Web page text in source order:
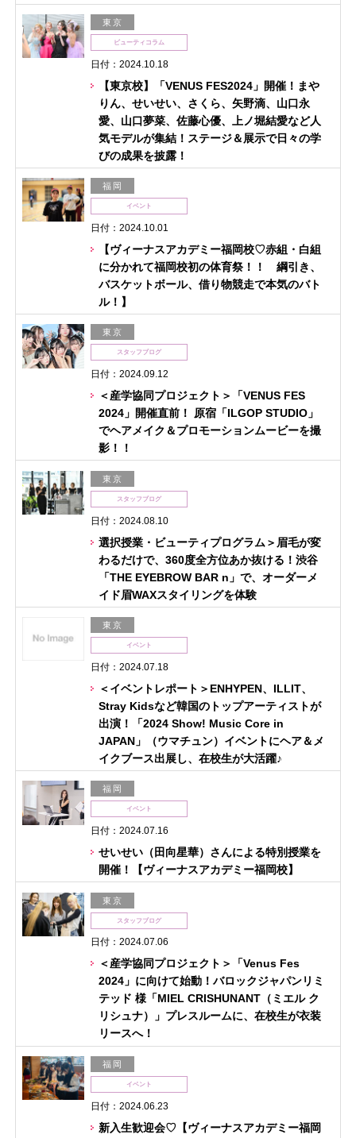
東京
ビューティコラム
日付：2024.10.18
【東京校】「VENUS FES2024」開催！まや
りん、せいせい、さくら、矢野滴、山口永
愛、山口夢菜、佐藤心優、上ノ堀結愛など人
気モデルが集結！ステージ＆展示で日々の学
びの成果を披露！
福岡
イベント
日付：2024.10.01
【ヴィーナスアカデミー福岡校♡赤組・白組
に分かれて福岡校初の体育祭！！ 綱引き、
バスケットボール、借り物競走で本気のバト
ル！】
東京
スタッフブログ
日付：2024.09.12
＜産学協同プロジェクト＞「VENUS FES
2024」開催直前！ 原宿「ILGOP STUDIO」
でヘアメイク＆プロモーションムービーを撮
影！！
東京
スタッフブログ
日付：2024.08.10
選択授業・ビューティプログラム＞眉毛が変
わるだけで、360度全方位あか抜ける！渋谷
「THE EYEBROW BAR n」で、オーダーメ
イド眉WAXスタイリングを体験
東京
イベント
日付：2024.07.18
＜イベントレポート＞ENHYPEN、ILLIT、
Stray Kidsなど韓国のトップアーティストが
出演！「2024 Show! Music Core in
JAPAN」（ウマチュン）イベントにヘア＆メ
イクブース出展し、在校生が大活躍♪
福岡
イベント
日付：2024.07.16
せいせい（田向星華）さんによる特別授業を
開催！【ヴィーナスアカデミー福岡校】
東京
スタッフブログ
日付：2024.07.06
＜産学協同プロジェクト＞「Venus Fes
2024」に向けて始動！バロックジャパンリミ
テッド 様「MIEL CRISHUNANT（ミエル ク
リシュナ）」プレスルームに、在校生が衣装
リースへ！
福岡
イベント
日付：2024.06.23
新入生歓迎会♡【ヴィーナスアカデミー福岡